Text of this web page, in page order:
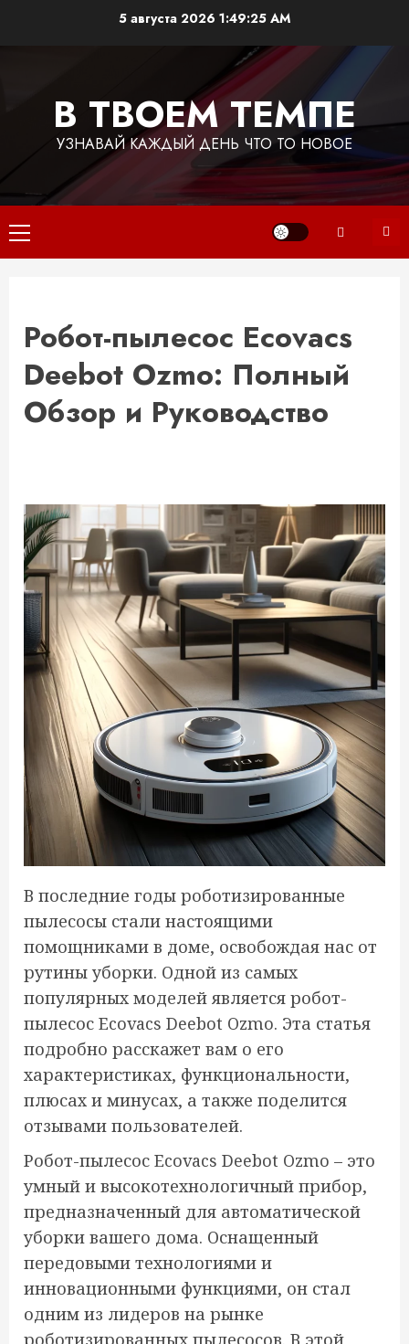
5 августа 2026 1:49:25 AM
В ТВОЕМ ТЕМПЕ
УЗНАВАЙ КАЖДЫЙ ДЕНЬ ЧТО ТО НОВОЕ
Основное
меню
Робот-пылесос Ecovacs
Deebot Ozmo: Полный
Обзор и Руководство
В последние годы роботизированные
пылесосы стали настоящими
помощниками в доме, освобождая нас от
рутины уборки. Одной из самых
популярных моделей является робот-
пылесос Ecovacs Deebot Ozmo. Эта статья
подробно расскажет вам о его
характеристиках, функциональности,
плюсах и минусах, а также поделится
отзывами пользователей.
Робот-пылесос Ecovacs Deebot Ozmo – это
умный и высокотехнологичный прибор,
предназначенный для автоматической
уборки вашего дома. Оснащенный
передовыми технологиями и
инновационными функциями, он стал
одним из лидеров на рынке
роботизированных пылесосов. В этой